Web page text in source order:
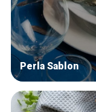
Perla Sablon